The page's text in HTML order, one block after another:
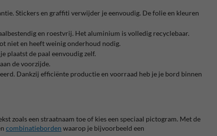
Stickers en graffiti verwijder je eenvoudig. De folie en kleuren
en roestvrij. Het aluminium is volledig recyclebaar.
niet en heeft weinig onderhoud nodig.
plaatst de paal eenvoudig zelf.
de voorzijde.
Dankzij efficiënte productie en voorraad heb je je bord binnen
zoals een straatnaam toe of kies een speciaal pictogram. Met de
combinatieborden waarop je bijvoorbeeld een